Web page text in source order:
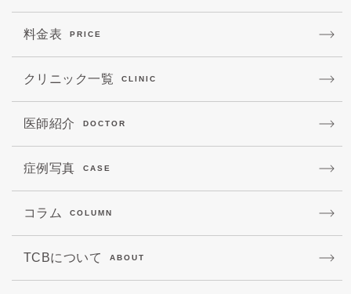
料金表 PRICE
クリニック一覧 CLINIC
医師紹介 DOCTOR
症例写真 CASE
コラム COLUMN
TCBについて ABOUT